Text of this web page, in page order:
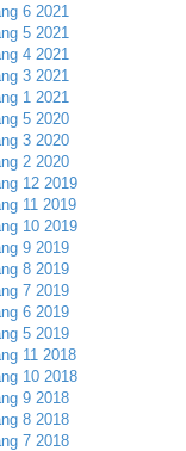
6 2021
5 2021
4 2021
3 2021
1 2021
5 2020
3 2020
2 2020
12 2019
11 2019
10 2019
9 2019
8 2019
7 2019
6 2019
5 2019
11 2018
10 2018
9 2018
8 2018
7 2018